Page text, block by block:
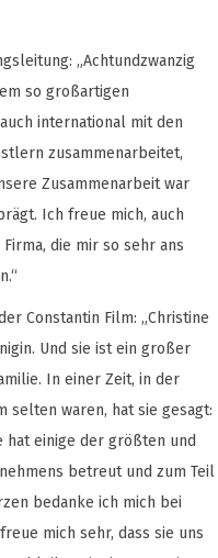
„Achtundzwanzig
so großartigen
international mit den
zusammenarbeitet,
Zusammenarbeit war
Ich freue mich, auch
die mir so sehr ans
Constantin Film: „Christine
Und sie ist ein großer
In einer Zeit, in der
selten waren, hat sie gesagt:
hat einige der größten und
betreut und zum Teil
bedanke ich mich bei
mich sehr, dass sie uns